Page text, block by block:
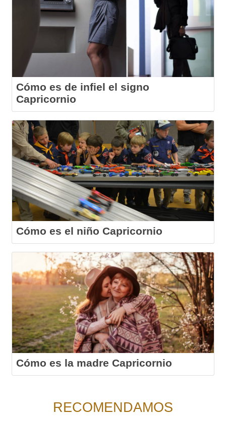
Cómo es de infiel el signo
Capricornio
Cómo es el niño Capricornio
Cómo es la madre Capricornio
RECOMENDAMOS